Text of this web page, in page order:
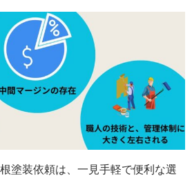
塗装依頼は、一見手軽で便利な選